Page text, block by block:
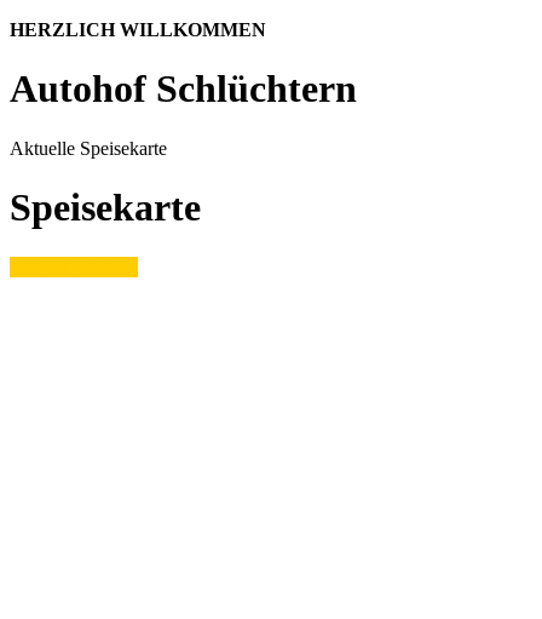
HERZLICH WILLKOMMEN
Autohof Schlüchtern
Aktuelle Speisekarte
Speisekarte